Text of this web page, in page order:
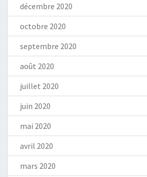
décembre 2020
octobre 2020
septembre 2020
août 2020
juillet 2020
juin 2020
mai 2020
avril 2020
mars 2020